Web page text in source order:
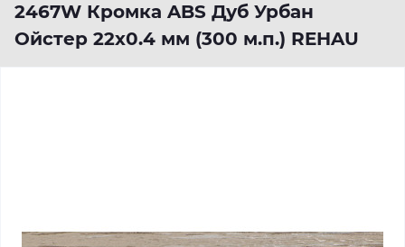
2467W Кромка ABS Дуб Урбан
Ойстер 22х0.4 мм (300 м.п.) REHAU